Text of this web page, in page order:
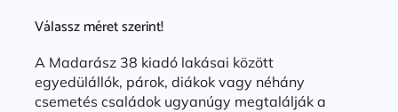
Válassz méret szerint!
A Madarász 38 kiadó lakásai között
egyedülállók, párok, diákok vagy néhány
csemetés családok ugyanúgy megtalálják a